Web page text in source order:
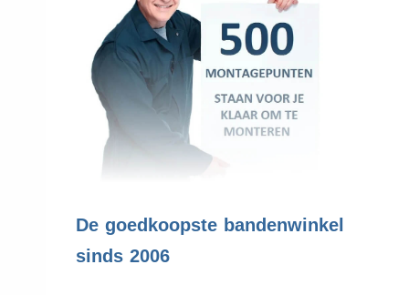
De goedkoopste bandenwinkel
sinds 2006